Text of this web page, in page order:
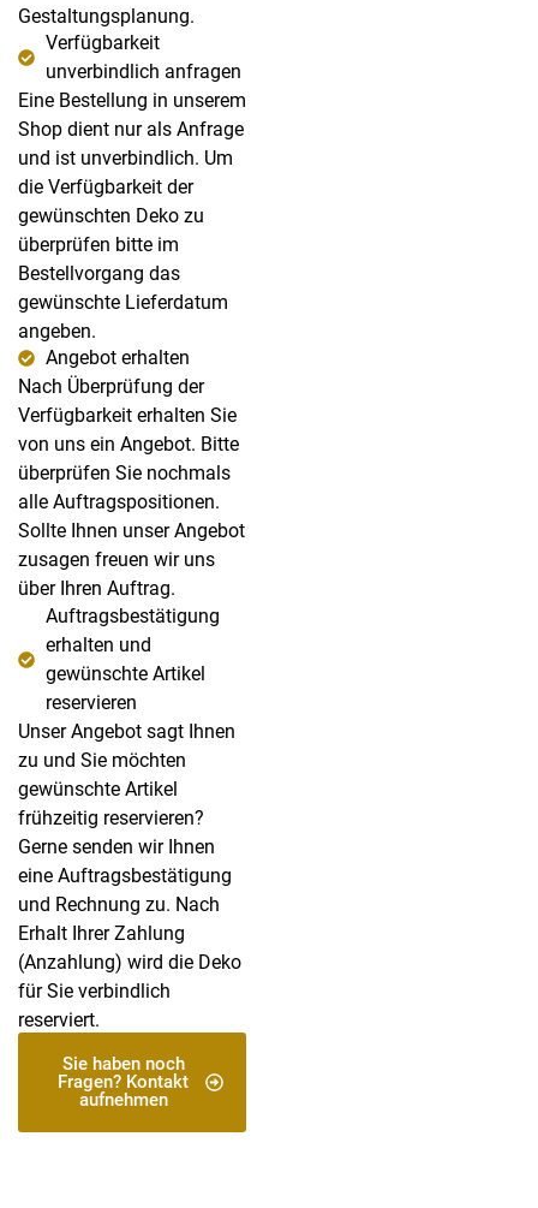
Gestaltungsplanung.
Verfügbarkeit
unverbindlich anfragen
Eine Bestellung in unserem
Shop dient nur als Anfrage
und ist unverbindlich. Um
die Verfügbarkeit der
gewünschten Deko zu
überprüfen bitte im
Bestellvorgang das
gewünschte Lieferdatum
angeben.
Angebot erhalten
Nach Überprüfung der
Verfügbarkeit erhalten Sie
von uns ein Angebot. Bitte
überprüfen Sie nochmals
alle Auftragspositionen.
Sollte Ihnen unser Angebot
zusagen freuen wir uns
über Ihren Auftrag.
Auftragsbestätigung
erhalten und
gewünschte Artikel
reservieren
Unser Angebot sagt Ihnen
zu und Sie möchten
gewünschte Artikel
frühzeitig reservieren?
Gerne senden wir Ihnen
eine Auftragsbestätigung
und Rechnung zu. Nach
Erhalt Ihrer Zahlung
(Anzahlung) wird die Deko
für Sie verbindlich
reserviert.
Sie haben noch
Fragen? Kontakt
aufnehmen